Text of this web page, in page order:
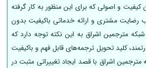
و اصولی که برای این منظور به کار گرفته
مشتری و ارائه خدماتی باکیفیت بدون
مترجمین اشراق به این نکته توجه دارد که
کلید تحویل ترجمه‌های قابل‌ فهم و باکیفیت
اشراق با قصد ایجاد تغییراتی مثبت در